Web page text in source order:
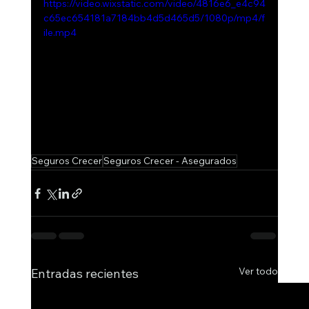
https://video.wixstatic.com/video/4816e6_e4c94
c65ec654181a7184bb4d5d465d5/1080p/mp4/f
ile.mp4
Seguros CrecerSeguros Crecer - Asegurados
Entradas recientes Ver todo